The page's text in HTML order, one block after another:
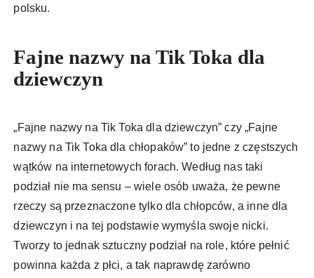
polsku.
Fajne nazwy na Tik Toka dla
dziewczyn
„Fajne nazwy na Tik Toka dla dziewczyn” czy „Fajne
nazwy na Tik Toka dla chłopaków” to jedne z częstszych
wątków na internetowych forach. Według nas taki
podział nie ma sensu – wiele osób uważa, że pewne
rzeczy są przeznaczone tylko dla chłopców, a inne dla
dziewczyn i na tej podstawie wymyśla swoje nicki.
Tworzy to jednak sztuczny podział na role, które pełnić
powinna każda z płci, a tak naprawdę zarówno